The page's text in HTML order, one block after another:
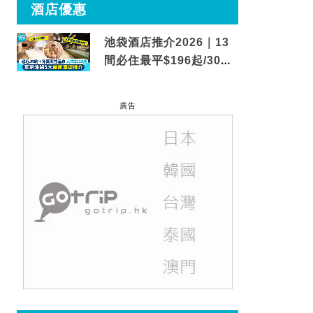
酒店優惠
池袋酒店推介2026｜13
間必住最平$196起/30秒
廣告